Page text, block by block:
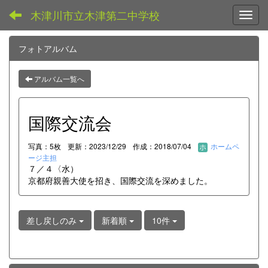
木津川市立木津第二中学校
フォトアルバム
アルバム一覧へ
国際交流会
写真：5枚 更新：2023/12/29 作成：2018/07/04
ホームペ
ージ主担
７／４〈水）
京都府親善大使を招き、国際交流を深めました。
差し戻しのみ 新着順 10件